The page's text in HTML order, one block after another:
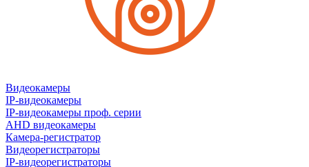
Видеокамеры
IP-видеокамеры
IP-видеокамеры проф. серии
AHD видеокамеры
Камера-регистратор
Видеорегистраторы
IP-видеорегистраторы